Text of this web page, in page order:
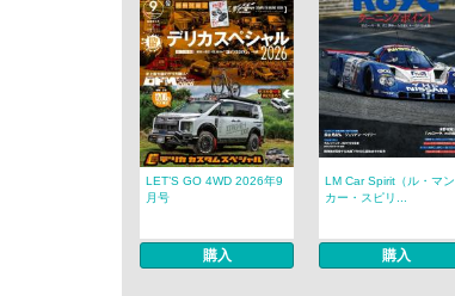
LET’S GO 4WD 2026年9
月号
購入
LM Car Spirit（ル・マン
カー・スピリ...
購入